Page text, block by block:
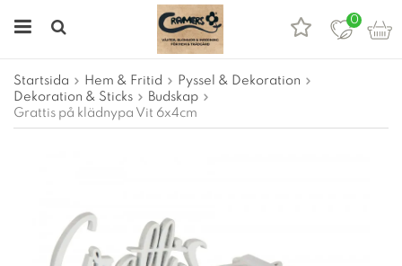
0
Startsida Hem & Fritid
Pyssel & Dekoration
Dekoration & Sticks
Budskap
Grattis på klädnypa Vit 6x4cm